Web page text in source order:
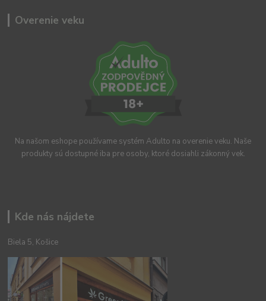
Overenie veku
Na našom eshope používame systém Adulto na overenie veku. Naše
produkty sú dostupné iba pre osoby, ktoré dosiahli zákonný vek.
Kde nás nájdete
Biela 5, Košice